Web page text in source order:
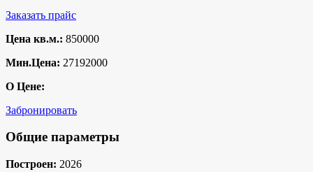
Заказать прайс
Цена кв.м.: 850000
Мин.Цена: 27192000
О Цене:
Забронировать
Общие параметры
Построен: 2026